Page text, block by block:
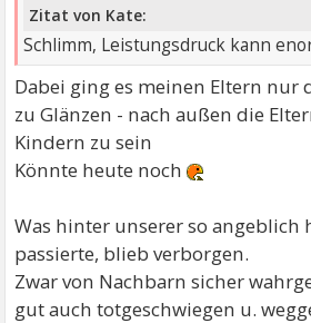
Zitat von Kate:
Schlimm, Leistungsdruck kann
Dabei ging es meinen Eltern nur
zu Glänzen - nach außen die
Kindern zu sein
Könnte heute noch
Was hinter unserer so angeblich
passierte, blieb verborgen.
Zwar von Nachbarn sicher
gut auch totgeschwiegen u.